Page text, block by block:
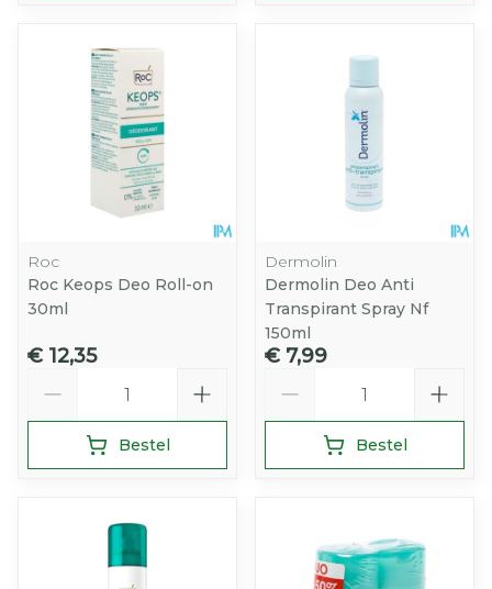
Roc
Roc Keops Deo Roll-on
30ml
€ 12,35
Bestel
Dermolin
Dermolin Deo Anti
Transpirant Spray Nf
150ml
€ 7,99
Bestel